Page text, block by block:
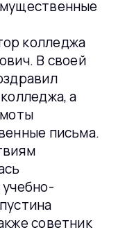
колледжа
В своей
а
письма.
советник